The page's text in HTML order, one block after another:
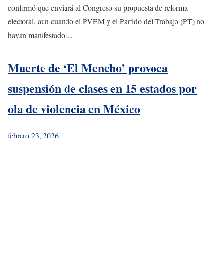
confirmó que enviará al Congreso su propuesta de reforma
electoral, aun cuando el PVEM y el Partido del Trabajo (PT) no
hayan manifestado…
Muerte de ‘El Mencho’ provoca
suspensión de clases en 15 estados por
ola de violencia en México
febrero 23, 2026